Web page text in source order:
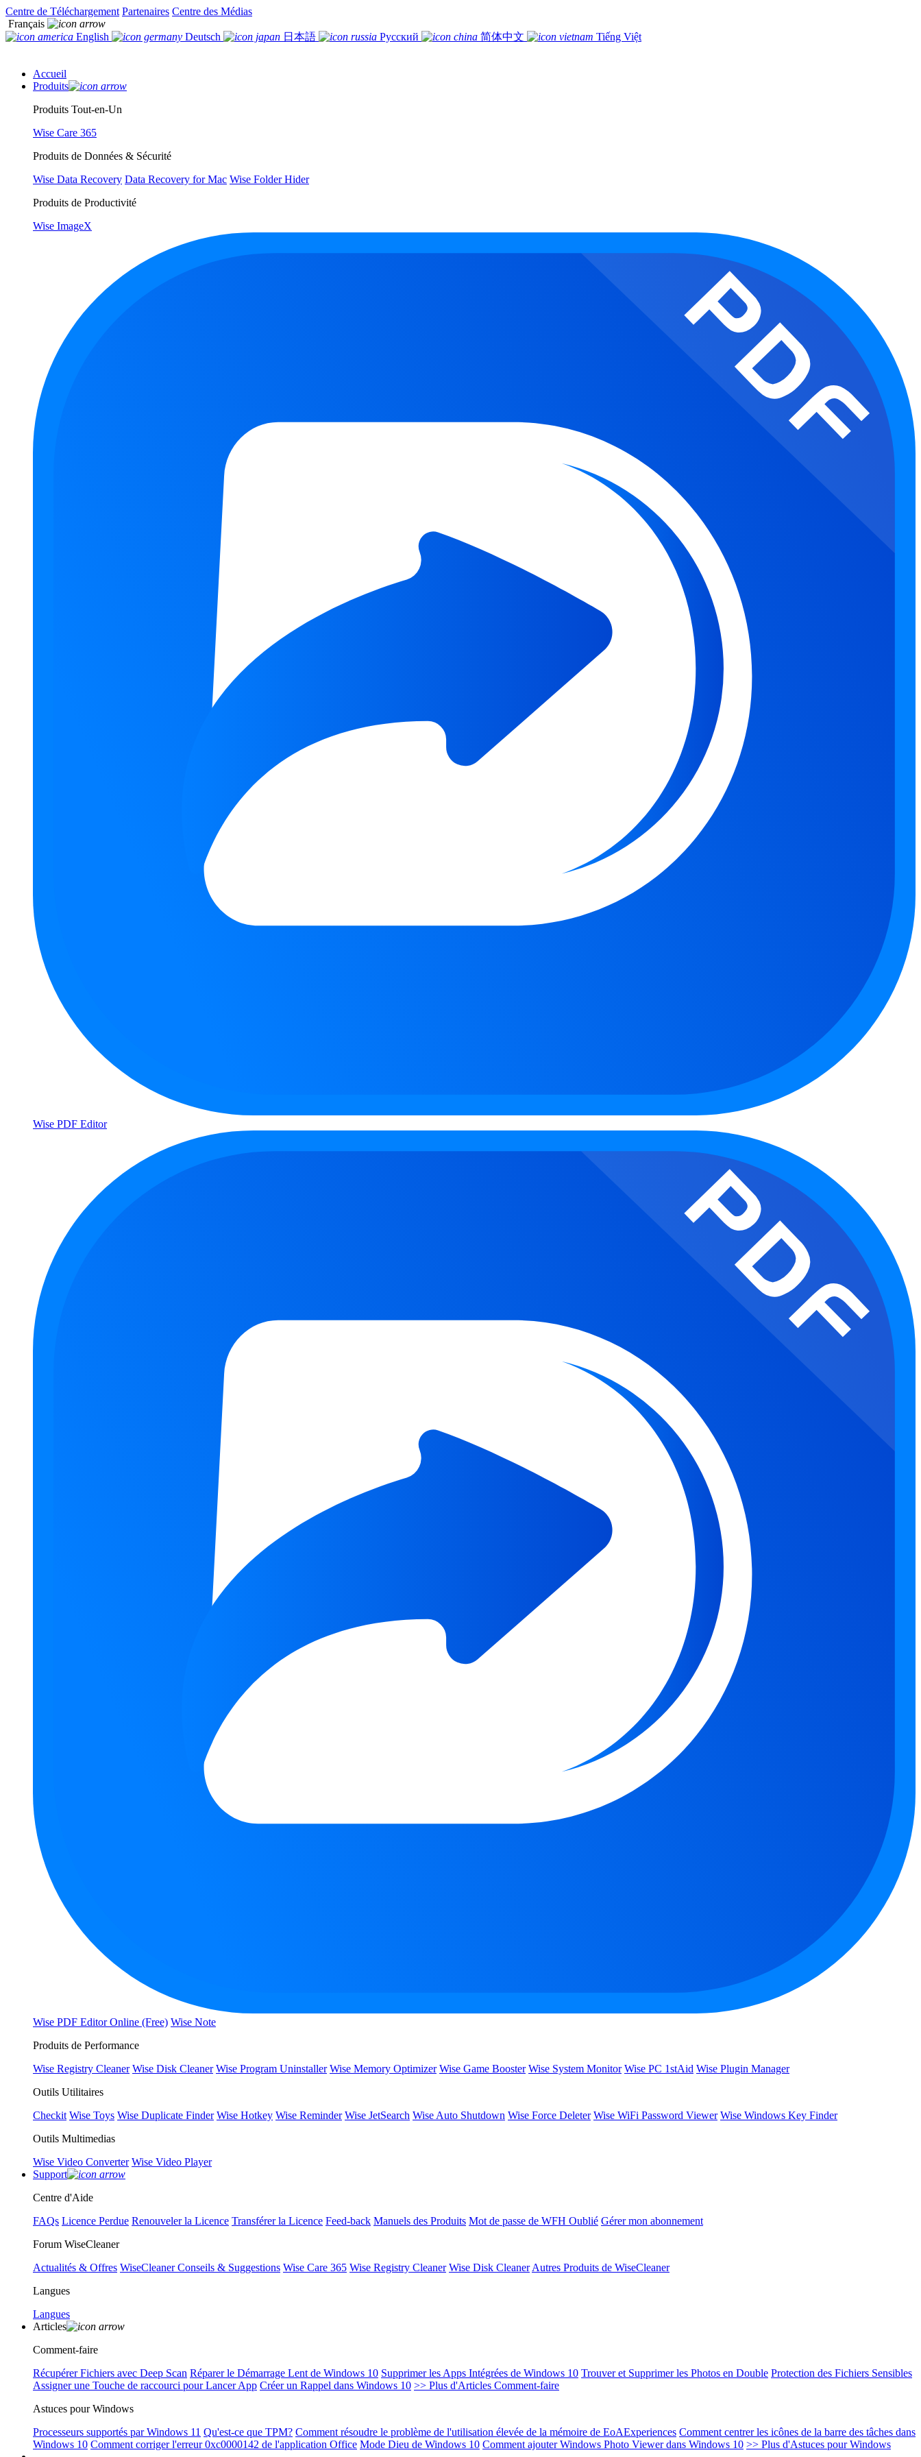
Centre de Téléchargement Partenaires Centre des Médias
Français
English
Deutsch 日本語 Русский 简体中文 Tiếng Việt
Accueil
Produits
Produits Tout-en-Un
Wise Care 365
Produits de Données & Sécurité
Wise Data Recovery Data Recovery for Mac Wise Folder Hider
Produits de Productivité
Wise ImageX
Wise PDF Editor
Wise PDF Editor Online (Free) Wise Note
Produits de Performance
Wise Registry Cleaner Wise Disk Cleaner Wise Program Uninstaller Wise Memory Optimizer Wise Game Booster Wise System Monitor Wise PC 1stAid Wise Plugin Manager
Outils Utilitaires
Checkit Wise Toys Wise Duplicate Finder Wise Hotkey Wise Reminder Wise JetSearch Wise Auto Shutdown Wise Force Deleter Wise WiFi Password Viewer Wise Windows Key Finder
Outils Multimedias
Wise Video Converter Wise Video Player
Support
Centre d'Aide
FAQs Licence Perdue Renouveler la Licence Transférer la Licence Feed-back Manuels des Produits Mot de passe de WFH Oublié Gérer mon abonnement
Forum WiseCleaner
Actualités & Offres WiseCleaner Conseils & Suggestions Wise Care 365 Wise Registry Cleaner Wise Disk Cleaner Autres Produits de WiseCleaner
Langues
Langues
Articles
Comment-faire
Récupérer Fichiers avec Deep Scan Réparer le Démarrage Lent de Windows 10 Supprimer les Apps Intégrées de Windows 10 Trouver et Supprimer les Photos en Double Protection des Fichiers Sensibles
Assigner une Touche de raccourci pour Lancer App Créer un Rappel dans Windows 10 >> Plus d'Articles Comment-faire
Astuces pour Windows
Processeurs supportés par Windows 11 Qu'est-ce que TPM? Comment résoudre le problème de l'utilisation élevée de la mémoire de EoAExperiences Comment centrer les icônes de la barre des tâches dans
Windows 10 Comment corriger l'erreur 0xc0000142 de l'application Office Mode Dieu de Windows 10 Comment ajouter Windows Photo Viewer dans Windows 10 >> Plus d'Astuces pour Windows